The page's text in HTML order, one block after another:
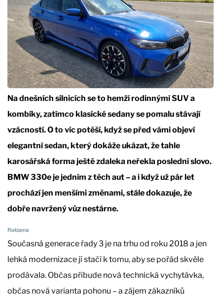
Na dnešních silnicích se to hemží rodinnými SUV a
kombíky, zatímco klasické sedany se pomalu stávají
vzácností. O to víc potěší, když se před vámi objeví
elegantní sedan, který dokáže ukázat, že tahle
karosářská forma ještě zdaleka neřekla poslední slovo.
BMW 330e je jedním z těch aut – a i když už pár let
prochází jen menšími změnami, stále dokazuje, že
dobře navržený vůz nestárne.
Současná generace řady 3 je na trhu od roku 2018 a jen
lehká modernizace jí stačí k tomu, aby se pořád skvěle
prodávala. Občas přibude nová technická vychytávka,
občas nová varianta pohonu – a zájem zákazníků